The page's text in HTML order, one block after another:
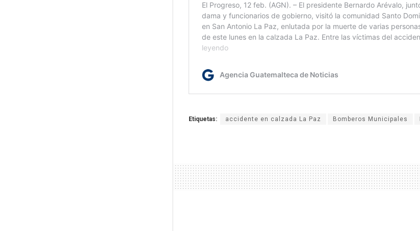
Etiquetas: accidente en calzada La Paz Bomberos Municipales